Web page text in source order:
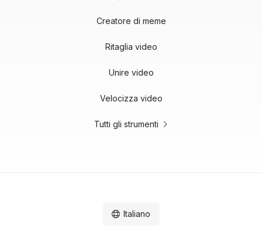
Creatore di meme
Ritaglia video
Unire video
Velocizza video
Tutti gli strumenti
Italiano